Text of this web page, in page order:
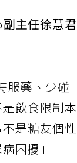
主任徐慧君
服藥、少碰
飲食限制本
是糖友個性
困擾」